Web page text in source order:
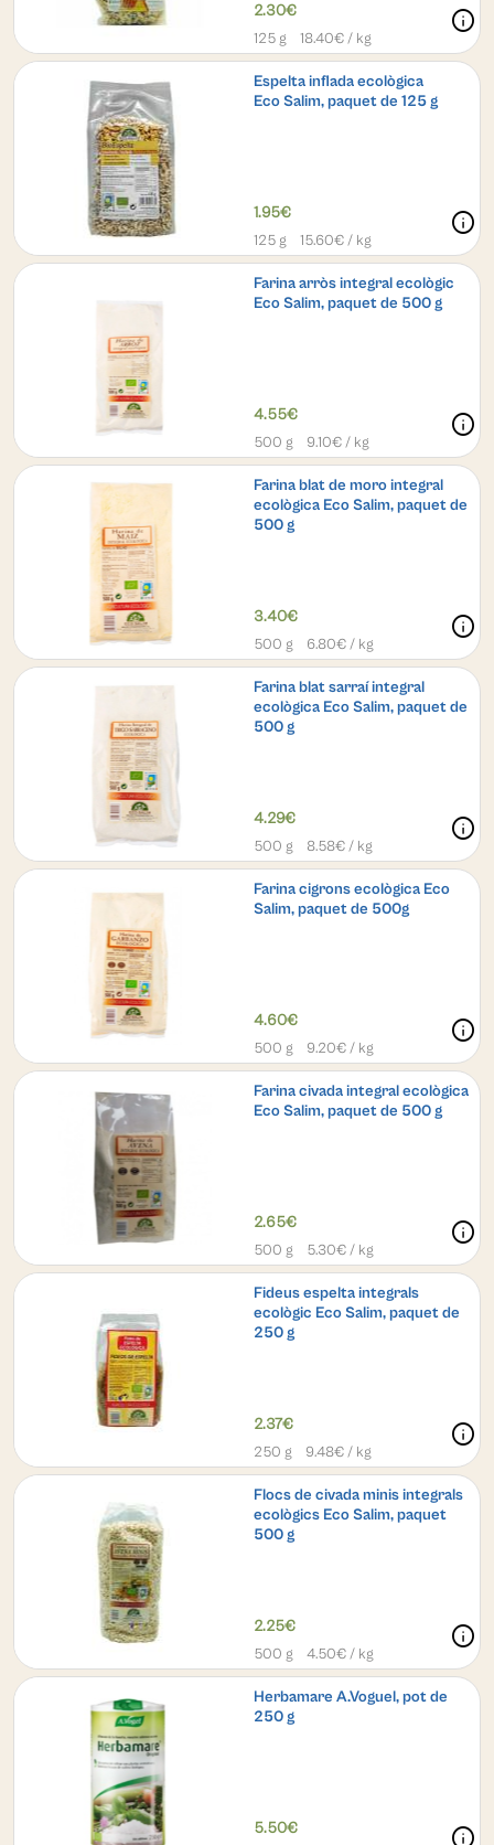
2.30€
125 g 18.40€ / kg
info
Espelta inflada ecològica
Eco Salim, paquet de 125 g
1.95€
125 g 15.60€ / kg
info
Farina arròs integral ecològic
Eco Salim, paquet de 500 g
4.55€
500 g 9.10€ / kg
info
Farina blat de moro integral
ecològica Eco Salim, paquet de
500 g
3.40€
500 g 6.80€ / kg
info
Farina blat sarraí integral
ecològica Eco Salim, paquet de
500 g
4.29€
500 g 8.58€ / kg
info
Farina cigrons ecològica Eco
Salim, paquet de 500g
4.60€
500 g 9.20€ / kg
info
Farina civada integral ecològica
Eco Salim, paquet de 500 g
2.65€
500 g 5.30€ / kg
info
Fideus espelta integrals
ecològic Eco Salim, paquet de
250 g
2.37€
250 g 9.48€ / kg
info
Flocs de civada minis integrals
ecològics Eco Salim, paquet
500 g
2.25€
500 g 4.50€ / kg
info
Herbamare A.Voguel, pot de
250 g
5.50€ info